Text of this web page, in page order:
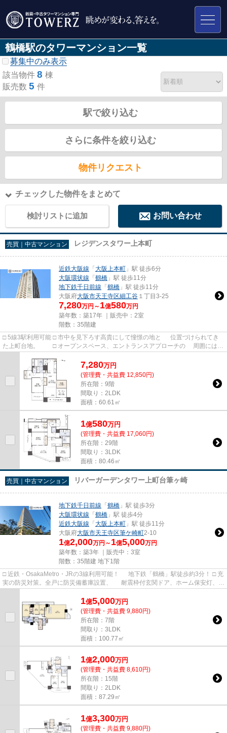
鶴橋駅のタワーマンション一覧
募集中のみ表示
該当物件 8 棟
販売数 5 件
駅で絞り込む
さらに条件を絞り込む
物件リクエスト
チェックした物件をまとめて
検討リストに追加 お問い合わせ
売買｜中古マンション レジデンスタワー上本町
近鉄大阪線 「 大阪上本町 」駅 徒歩6分
大阪環状線 「 鶴橋 」駅 徒歩11分
地下鉄千日前線 「 鶴橋 」駅 徒歩11分
大阪府大阪市天王寺区細工谷 １丁目3-25
7,280万円～ 1億580万円
築年数：築17年 ｜販売中： 2室
階数：35階建
□ 5線3駅利用可能 □ 市中を見下ろす高貴にして憧憬の地と 位置づけられてき
た上町台地。 □ オープンスペース、エントランスアプローチの 周囲には緑
7,280万円
(管理費・共益費 12,850円)
所在階：9階
間取り：2LDK
面積：60.61㎡
1億580万円
(管理費・共益費 17,060円)
所在階：29階
間取り：3LDK
面積：80.46㎡
売買｜中古マンション リバーガーデンタワー上町台筆ヶ崎
地下鉄千日前線 「 鶴橋 」駅 徒歩3分
大阪環状線 「 鶴橋 」駅 徒歩4分
近鉄大阪線 「 大阪上本町 」駅 徒歩11分
大阪府大阪市天王寺区筆ケ崎町2-10
1億2,000万円～ 1億5,000万円
築年数：築3年 ｜販売中： 3室
階数：35階建 地下1階
□ 近鉄・OsakaMetro・JRの3線利用可能！ 地下鉄「鶴橋」駅徒歩約3分！ □ 充
実の防災対策。全戸に防災備蓄庫設置、 耐震枠付玄関ドア、ホーム保安灯、
1億5,000万円
(管理費・共益費 9,880円)
所在階：7階
間取り：3LDK
面積：100.77㎡
1億2,000万円
(管理費・共益費 8,610円)
所在階：15階
間取り：2LDK
面積：87.29㎡
1億3,300万円
(管理費・共益費 9,880円)